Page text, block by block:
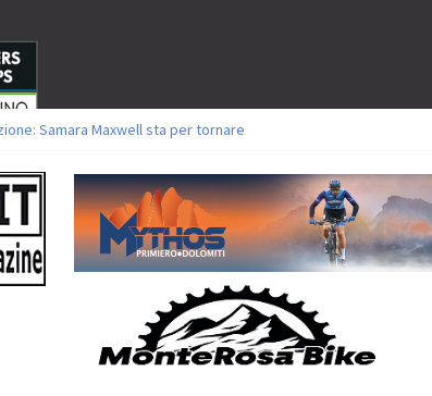
MTB: il Team Relay firma il secondo argento azzurro a
XCO: titoli a Aldridge, Frei e Hutter. Argento per Zanotti tra gli
XCO: vittorie per Ghibaudo, Grossmann e Gallis. Signorelli 5^ la
Bike della Brianza: l’ultima sfida agonistica di una